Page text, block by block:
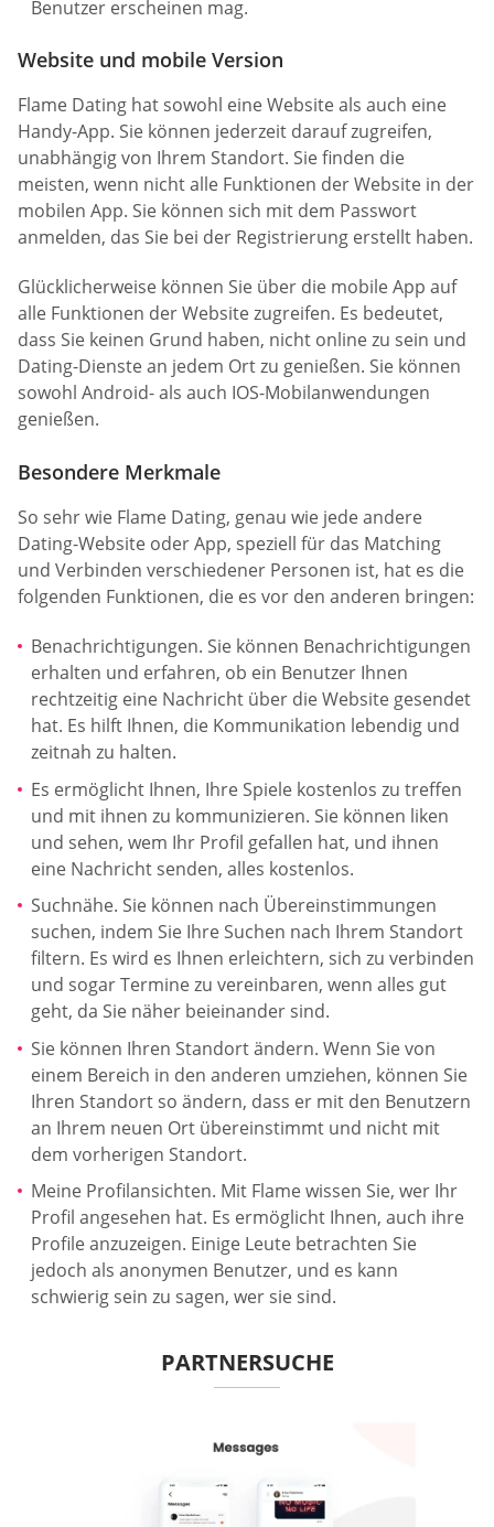
Benutzer erscheinen mag.
Website und mobile Version
Flame Dating hat sowohl eine Website als auch eine
Handy-App. Sie können jederzeit darauf zugreifen,
unabhängig von Ihrem Standort. Sie finden die
meisten, wenn nicht alle Funktionen der Website in der
mobilen App. Sie können sich mit dem Passwort
anmelden, das Sie bei der Registrierung erstellt haben.
Glücklicherweise können Sie über die mobile App auf
alle Funktionen der Website zugreifen. Es bedeutet,
dass Sie keinen Grund haben, nicht online zu sein und
Dating-Dienste an jedem Ort zu genießen. Sie können
sowohl Android- als auch IOS-Mobilanwendungen
genießen.
Besondere Merkmale
So sehr wie Flame Dating, genau wie jede andere
Dating-Website oder App, speziell für das Matching
und Verbinden verschiedener Personen ist, hat es die
folgenden Funktionen, die es vor den anderen bringen:
Benachrichtigungen. Sie können Benachrichtigungen
erhalten und erfahren, ob ein Benutzer Ihnen
rechtzeitig eine Nachricht über die Website gesendet
hat. Es hilft Ihnen, die Kommunikation lebendig und
zeitnah zu halten.
Es ermöglicht Ihnen, Ihre Spiele kostenlos zu treffen
und mit ihnen zu kommunizieren. Sie können liken
und sehen, wem Ihr Profil gefallen hat, und ihnen
eine Nachricht senden, alles kostenlos.
Suchnähe. Sie können nach Übereinstimmungen
suchen, indem Sie Ihre Suchen nach Ihrem Standort
filtern. Es wird es Ihnen erleichtern, sich zu verbinden
und sogar Termine zu vereinbaren, wenn alles gut
geht, da Sie näher beieinander sind.
Sie können Ihren Standort ändern. Wenn Sie von
einem Bereich in den anderen umziehen, können Sie
Ihren Standort so ändern, dass er mit den Benutzern
an Ihrem neuen Ort übereinstimmt und nicht mit
dem vorherigen Standort.
Meine Profilansichten. Mit Flame wissen Sie, wer Ihr
Profil angesehen hat. Es ermöglicht Ihnen, auch ihre
Profile anzuzeigen. Einige Leute betrachten Sie
jedoch als anonymen Benutzer, und es kann
schwierig sein zu sagen, wer sie sind.
PARTNERSUCHE